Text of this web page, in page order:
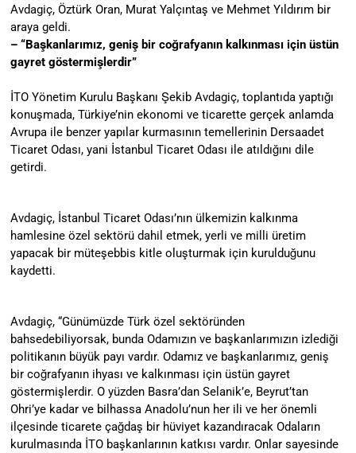
Avdagiç, Öztürk Oran, Murat Yalçıntaş ve Mehmet Yıldırım bir
araya geldi.
– “Başkanlarımız, geniş bir coğrafyanın kalkınması için üstün
gayret göstermişlerdir”
İTO Yönetim Kurulu Başkanı Şekib Avdagiç, toplantıda yaptığı
konuşmada, Türkiye’nin ekonomi ve ticarette gerçek anlamda
Avrupa ile benzer yapılar kurmasının temellerinin Dersaadet
Ticaret Odası, yani İstanbul Ticaret Odası ile atıldığını dile
getirdi.
Avdagiç, İstanbul Ticaret Odası’nın ülkemizin kalkınma
hamlesine özel sektörü dahil etmek, yerli ve milli üretim
yapacak bir müteşebbis kitle oluşturmak için kurulduğunu
kaydetti.
Avdagiç, “Günümüzde Türk özel sektöründen
bahsedebiliyorsak, bunda Odamızın ve başkanlarımızın izlediği
politikanın büyük payı vardır. Odamız ve başkanlarımız, geniş
bir coğrafyanın ihyası ve kalkınması için üstün gayret
göstermişlerdir. O yüzden Basra’dan Selanik’e, Beyrut’tan
Ohri’ye kadar ve bilhassa Anadolu’nun her ili ve her önemli
ilçesinde ticarete çağdaş bir hüviyet kazandıracak Odaların
kurulmasında İTO başkanlarının katkısı vardır. Onlar sayesinde